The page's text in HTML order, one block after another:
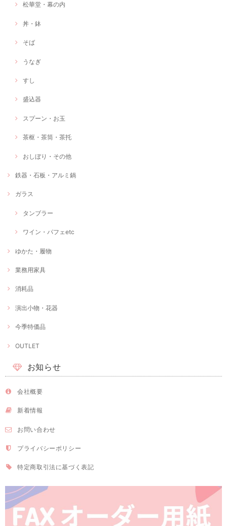
松華堂・幕の内
丼・鉢
そば
うなぎ
すし
盛込器
スプーン・お玉
茶枢・茶筒・茶托
おしぼり・その他
鉄器・石板・アルミ鍋
ガラス
タンブラー
ワイン・パフェetc
ゆかた・履物
業務用家具
消耗品
演出小物・花器
今季特価品
OUTLET
お知らせ
会社概要
新着情報
お問い合わせ
プライバシーポリシー
特定商取引法に基づく表記